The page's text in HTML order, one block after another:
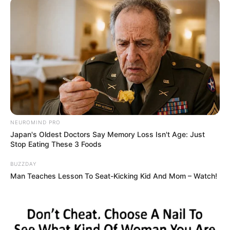
Premiery na polskim oddziale iTunes i Apple TV+
– „Czarownica 2” w 1080p
premiera. Na18 lutegozapowiedziano debiut filmu
Czarownica 2” zAngeliną Jolie w roli głównej. Produkcja
NEUROMIND PRO
Japan's Oldest Doctors Say Memory Loss Isn't Age: Just
Stop Eating These 3 Foods
BUZZDAY
Man Teaches Lesson To Seat-Kicking Kid And Mom – Watch!